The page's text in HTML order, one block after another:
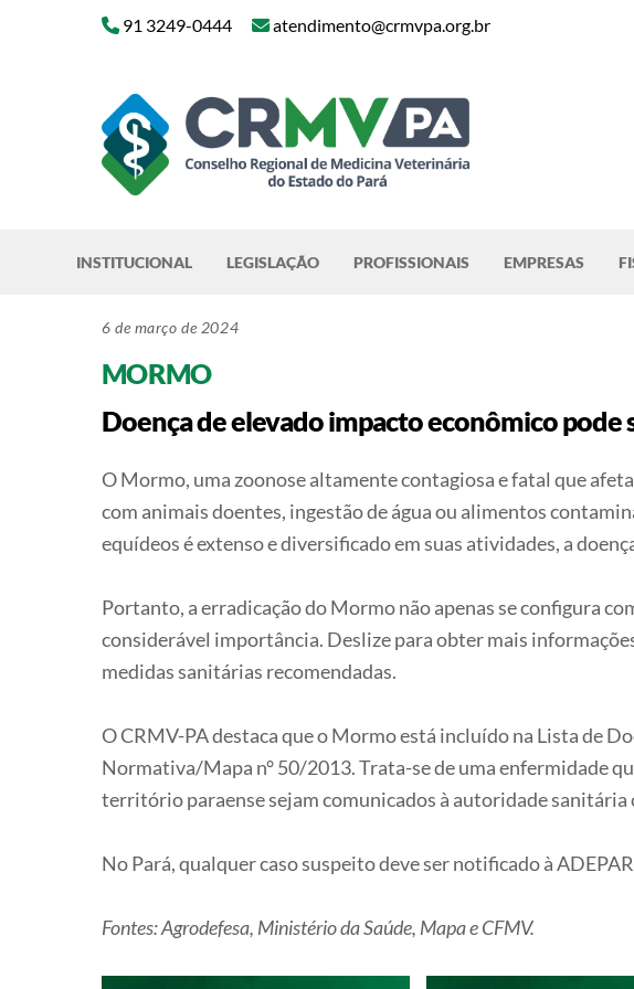
91 3249-0444 atendimento@crmvpa.org.br
INSTITUCIONAL LEGISLAÇÃO PROFISSIONAIS EMPRESAS
6 de março de 2024
MORMO
Doença de elevado impacto econômico pode
O Mormo, uma zoonose altamente contagiosa e fatal que
com animais doentes, ingestão de água ou alimentos
equídeos é extenso e diversificado em suas atividades, a
Portanto, a erradicação do Mormo não apenas se configura
considerável importância. Deslize para obter mais
medidas sanitárias recomendadas.
O CRMV-PA destaca que o Mormo está incluído na Lista de
Normativa/Mapa n° 50/2013. Trata-se de uma enfermidade
território paraense sejam comunicados à autoridade sanitária
No Pará, qualquer caso suspeito deve ser notificado à
Fontes: Agrodefesa, Ministério da Saúde, Mapa e CFMV.